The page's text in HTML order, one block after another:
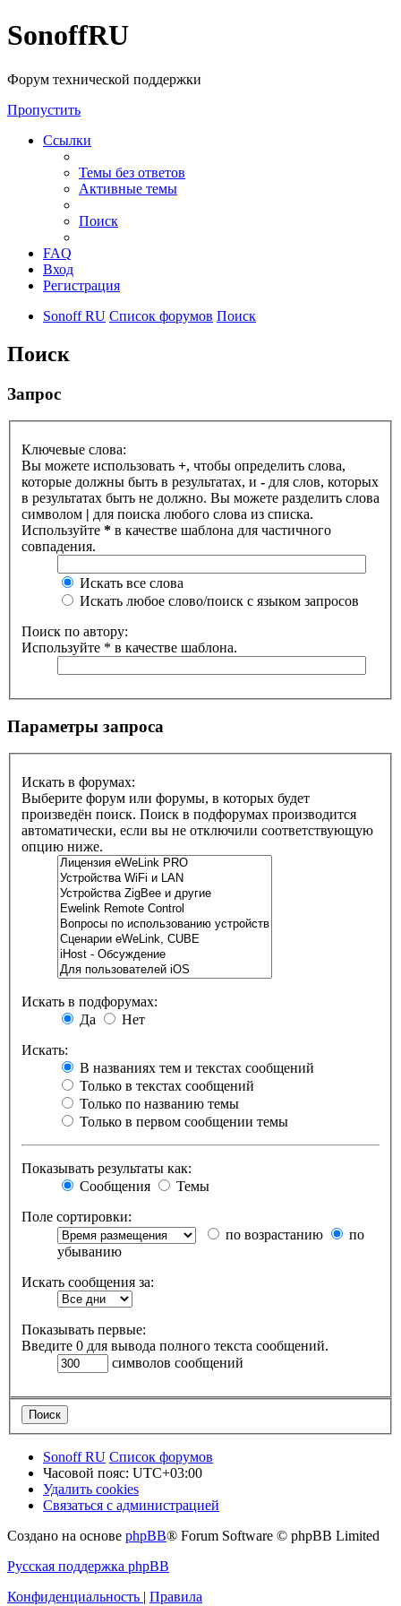
SonoffRU
Форум технической поддержки
Пропустить
Ссылки
Темы без ответов
Активные темы
Поиск
FAQ
Вход
Регистрация
Sonoff RU Список форумов Поиск
Поиск
Запрос
Ключевые слова:
Вы можете использовать +, чтобы определить слова,
которые должны быть в результатах, и - для слов, которых
в результатах быть не должно. Вы можете разделить слова
символом | для поиска любого слова из списка.
Используйте * в качестве шаблона для частичного
совпадения.
Искать все слова
Искать любое слово/поиск с языком запросов
Поиск по автору:
Используйте * в качестве шаблона.
Параметры запроса
Искать в форумах:
Выберите форум или форумы, в которых будет
произведён поиск. Поиск в подфорумах производится
автоматически, если вы не отключили соответствующую
опцию ниже.
Искать в подфорумах:
Да
Нет
Искать:
В названиях тем и текстах сообщений
Только в текстах сообщений
Только по названию темы
Только в первом сообщении темы
Показывать результаты как:
Сообщения
Темы
Поле сортировки:
по возрастанию
по
убыванию
Искать сообщения за:
Показывать первые:
Введите 0 для вывода полного текста сообщений.
символов сообщений
Sonoff RU Список форумов
Часовой пояс: UTC+03:00
Удалить cookies
Связаться с администрацией
Создано на основе phpBB® Forum Software © phpBB Limited
Русская поддержка phpBB
Конфиденциальность | Правила